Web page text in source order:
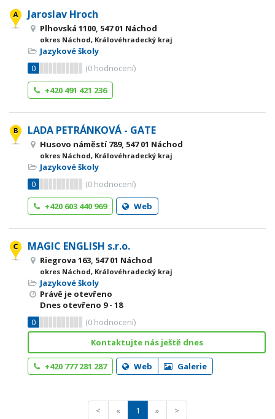
Jaroslav Hroch
Plhovská 1100, 547 01 Náchod
okres Náchod, Královéhradecký kraj
Jazykové školy
0
(0 hodnocení)
+420 491 421 236
LADA PETRÁNKOVÁ - GATE
Husovo náměstí 789, 547 01 Náchod
okres Náchod, Královéhradecký kraj
Jazykové školy
0
(0 hodnocení)
+420 603 440 969
Web
MAGIC ENGLISH s.r.o.
Riegrova 163, 547 01 Náchod
okres Náchod, Královéhradecký kraj
Jazykové školy
Právě je otevřeno
Dnes otevřeno 9 - 18
0
(0 hodnocení)
Kontaktujte nás ještě dnes
+420 777 281 287 Web Galerie
< « 1 » >